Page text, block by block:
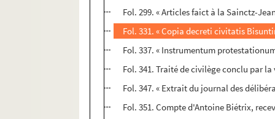
Fol. 299. « Articles faict à la Sainctz-
Fol. 331. « Copia decreti civitatis
Fol. 337. « Instrumentum
Fol. 341. Traité de civilège conclu par
Fol. 347. « Extrait du journal des
Fol. 351. Compte d'Antoine Biétrix,